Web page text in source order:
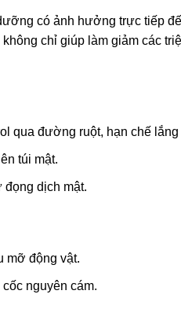
có ảnh hưởng trực tiếp
chỉ giúp làm giảm các
qua đường ruột, hạn chế lắng
túi mật.
đọng dịch mật.
mỡ động vật.
nguyên cám.